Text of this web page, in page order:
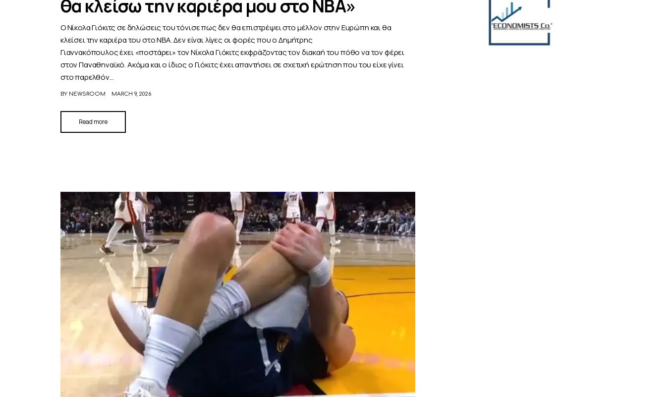
θα κλείσω την καριέρα μου στο NBA»
Ο Νίκολα Γιόκιτς σε δηλώσεις του τόνισε πως δεν θα επιστρέψει στο μέλλον στην Ευρώπη και θα
κλείσει την καριέρα του στο ΝΒΑ. Δεν είναι λίγες οι φορές που ο Δημήτρης
Γιαννακόπουλος έχει «ποστάρει» τον Νίκολα Γιόκιτς εκφράζοντας τον διακαή του πόθο να τον φέρει
στον Παναθηναϊκό. Ακόμα και ο ίδιος ο Γιόκιτς έχει απαντήσει σε σχετική ερώτηση που του είχε γίνει
στο παρελθόν…
BY NEWSROOM MARCH 9, 2026
Read more